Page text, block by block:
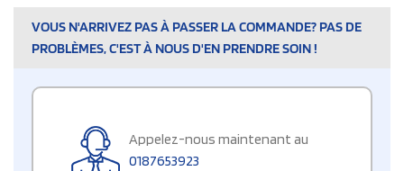
VOUS N'ARRIVEZ PAS À PASSER LA COMMANDE? PAS DE
PROBLÈMES, C'EST À NOUS D'EN PRENDRE SOIN !
Appelez-nous maintenant au
0187653923